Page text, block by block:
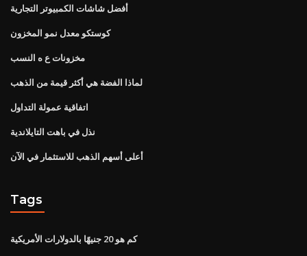
أفضل شاشات الكمبيوتر التجارية
كوستكو معدل نمو المخزون
مخزونات ع ه النسب
لماذا الفضة هي أكثر قيمة من الذهب
اتفاقية عمولة التداول
نذل في باهت التايلاندية
أعلى أسهم الذهب للاستثمار في الآن
Tags
كم هو 20 جنيهًا بالدولارات الأمريكية